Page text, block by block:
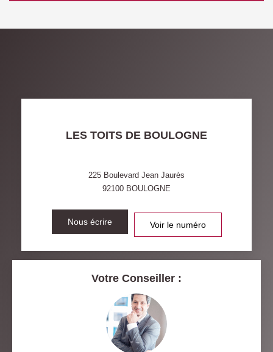
VOITURE
RÉSULTATS DES LYCÉES ECOLES ET CRÈCHES
RESTAURANTS ET CAFÉS COMMERCES
MÉDECINS
LES TOITS DE BOULOGNE
225 Boulevard Jean Jaurès
92100 BOULOGNE
Nous écrire Voir le numéro
Votre Conseiller :